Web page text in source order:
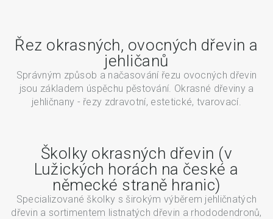
Řez okrasných, ovocných dřevin a
jehličanů
Správným způsob a načasování řezu ovocných dřevin
jsou základem úspěchu pěstování. Okrasné dřeviny a
jehličnany - řezy zdravotní, estetické, tvarovací.
Školky okrasných dřevin (v
Lužických horách na české a
německé straně hranic)
Specializované školky s širokým výběrem jehličnatých
dřevin a sortimentem listnatých dřevin a rhododendronů,